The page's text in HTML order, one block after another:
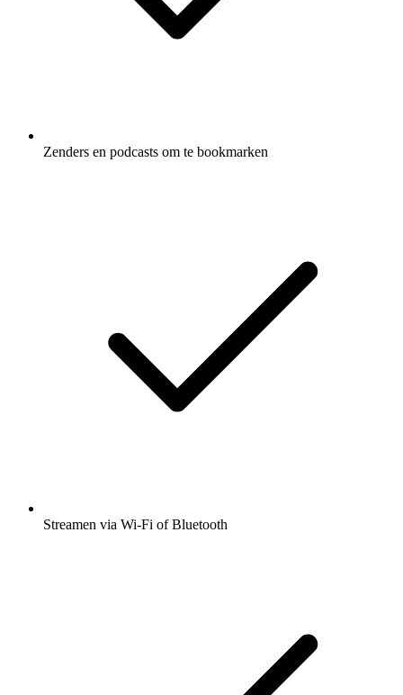
Zenders en podcasts om te bookmarken
Streamen via Wi-Fi of Bluetooth